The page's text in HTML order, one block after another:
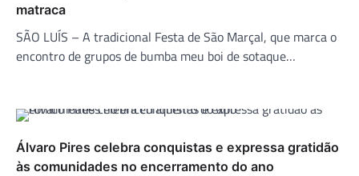
matraca
SÃO LUÍS – A tradicional Festa de São Marçal, que marca o
encontro de grupos de bumba meu boi de sotaque…
Álvaro Pires celebra conquistas e expressa gratidão
às comunidades no encerramento do ano